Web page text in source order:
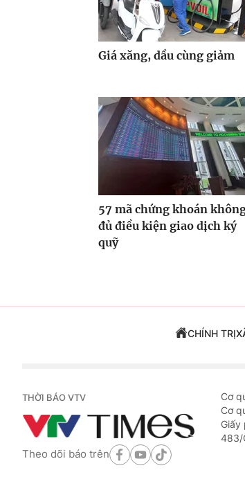
Giá xăng, dầu cùng giảm
57 mã chứng khoán
đủ điều kiện giao dịch ký
quỹ
CHÍNH TRỊ
THỜI BÁO VTV
Theo dõi báo trên
Cơ
Cơ
Giấy
483/